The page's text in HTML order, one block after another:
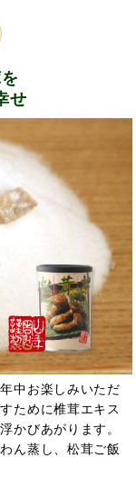
せ
中お楽しみいただ
ために椎茸エキス
かびあがります。
ん蒸し、松茸ご飯